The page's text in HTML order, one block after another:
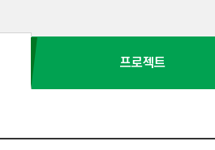
프로젝트